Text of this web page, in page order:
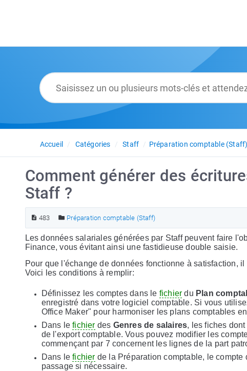
Accueil Catégories Staff Préparation comptable (Staff)
Comment générer des
Staff ?
483 Préparation comptable (Staff)
Les données salariales générées par Staff peuvent faire
Finance, vous évitant ainsi une fastidieuse double saisie.
Pour que l'échange de données fonctionne à satisfaction,
Voici les conditions à remplir:
Définissez les comptes dans le fichier du Plan
enregistré dans votre logiciel comptable. Si vous
Office Maker" pour harmoniser les plans comptables
Dans lefichier des Genres de salaires, les fiches
de l'export comptable. Vous pouvez modifier les
commençant par 7 concernent les lignes de la part
Dans lefichier de la Préparation comptable, le
passage si nécessaire.